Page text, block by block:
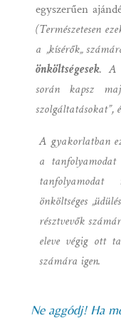
egyszerűen
(Természetesen
a „kísérők„
önköltségesek. A
során kapsz
szolgáltatásokat”,
A gyakorlatban
a tanfolyamodat
önköltséges
résztvevők
eleve végig ott
számára igen.
Ne aggódj! Ha